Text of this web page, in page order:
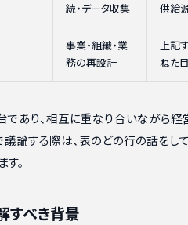
続・データ収集
供給
事業・組織・業
務の再設計
上記
ねた
であり、相互に重なり合いながら
論する際は、表のどの行の話をし
。
すべき背景